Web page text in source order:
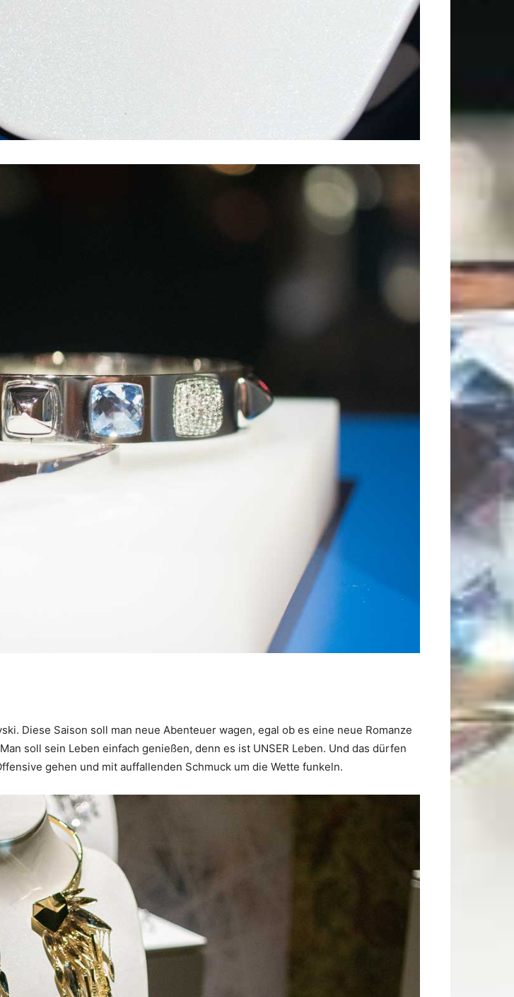
Diese Saison soll man neue Abenteuer wagen, egal ob es eine neue Romanze
soll sein Leben einfach genießen, denn es ist UNSER Leben. Und das dürfen
gehen und mit auffallenden Schmuck um die Wette funkeln.